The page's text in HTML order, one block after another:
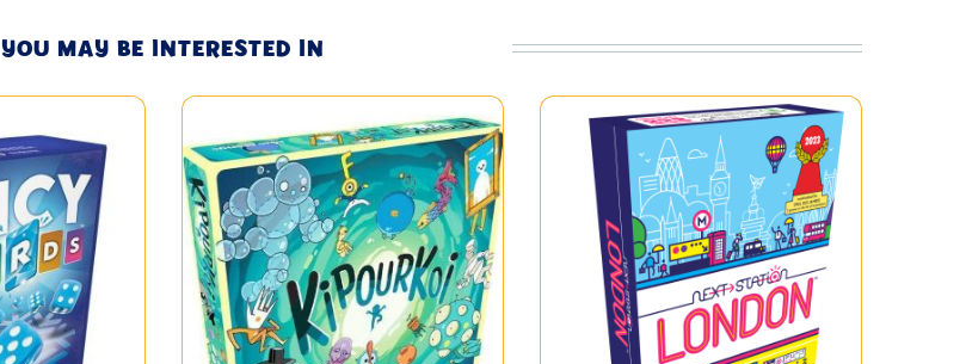
YOU MAY BE INTERESTED IN